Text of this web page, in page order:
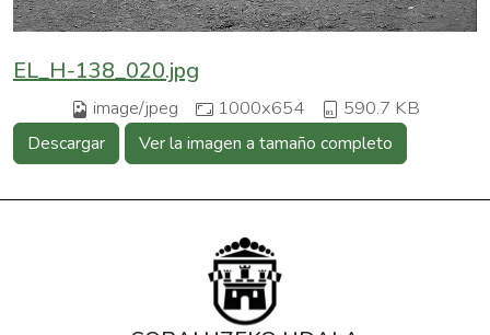
EL_H-138_020.jpg
image/jpeg 1000x654 590.7 KB
Descargar Ver la imagen a tamaño completo